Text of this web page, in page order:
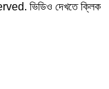
ভিডিও দেখতে ক্লিক